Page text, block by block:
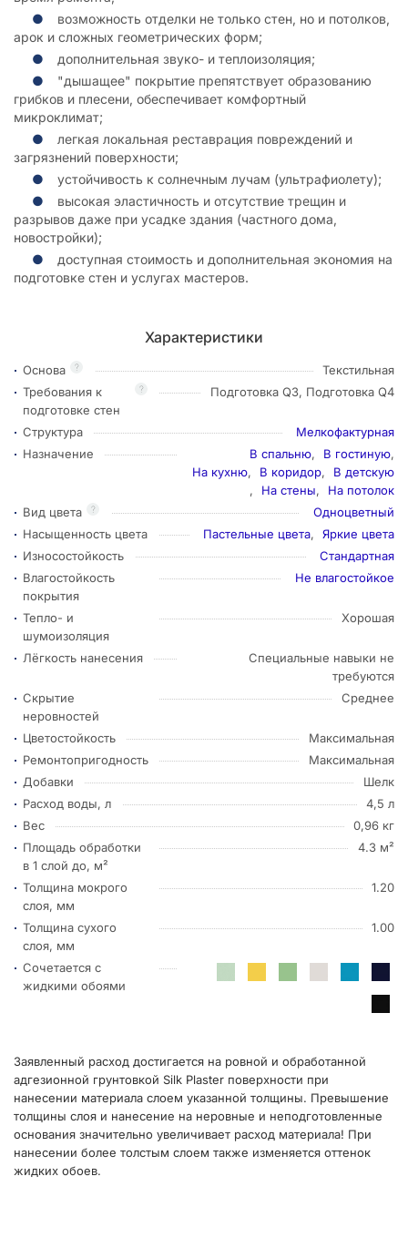
возможность отделки не только стен, но и потолков,
арок и сложных геометрических форм;
дополнительная звуко- и теплоизоляция;
"дышащее" покрытие препятствует образованию
грибков и плесени, обеспечивает комфортный
микроклимат;
легкая локальная реставрация повреждений и
загрязнений поверхности;
устойчивость к солнечным лучам (ультрафиолету);
высокая эластичность и отсутствие трещин и
разрывов даже при усадке здания (частного дома,
новостройки);
доступная стоимость и дополнительная экономия на
подготовке стен и услугах мастеров.
Характеристики
?
Основа Текстильная
?
Требования к
подготовке стен
Подготовка Q3, Подготовка Q4
Структура
Мелкофактурная
Назначение
В спальню, В гостиную,
На кухню, В коридор,
В детскую
,
На стены, На потолок
?
Вид цвета
Одноцветный
Насыщенность цвета
Пастельные цвета,
Яркие цвета
Износостойкость
Стандартная
Влагостойкость
покрытия
Не влагостойкое
Тепло- и
шумоизоляция
Хорошая
Лёгкость нанесения
Специальные навыки не
требуются
Скрытие
неровностей
Среднее
Цветостойкость
Максимальная
Ремонтопригодность
Максимальная
Добавки
Шелк
Расход воды, л
4,5 л
Вес
0,96 кг
Площадь обработки
в 1 слой до, м²
4.3 м²
Толщина мокрого
слоя, мм
1.20
Толщина сухого
слоя, мм
1.00
Сочетается с
жидкими обоями
Заявленный расход достигается на ровной и обработанной
адгезионной грунтовкой Silk Plaster поверхности при
нанесении материала слоем указанной толщины. Превышение
толщины слоя и нанесение на неровные и неподготовленные
основания значительно увеличивает расход материала! При
нанесении более толстым слоем также изменяется оттенок
жидких обоев.